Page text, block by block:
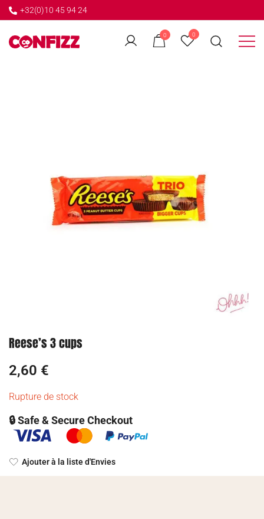
+32(0)10 45 94 24
0 0
← GO BACK
Reese’s 3 cups
2,60 €
Rupture de stock
🔒 Safe & Secure Checkout
Ajouter à la liste d'Envies